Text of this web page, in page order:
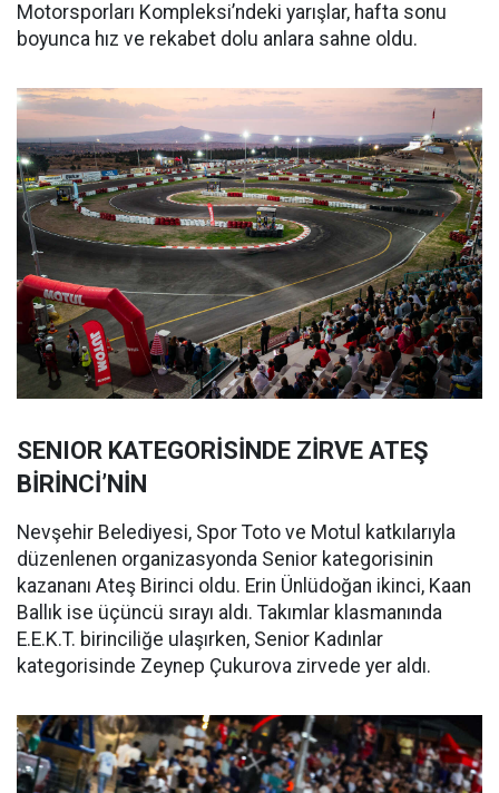
Motorsporları Kompleksi’ndeki yarışlar, hafta sonu
boyunca hız ve rekabet dolu anlara sahne oldu.
SENIOR KATEGORİSİNDE ZİRVE ATEŞ
BİRİNCİ’NİN
Nevşehir Belediyesi, Spor Toto ve Motul katkılarıyla
düzenlenen organizasyonda Senior kategorisinin
kazananı Ateş Birinci oldu. Erin Ünlüdoğan ikinci, Kaan
Ballık ise üçüncü sırayı aldı. Takımlar klasmanında
E.E.K.T. birinciliğe ulaşırken, Senior Kadınlar
kategorisinde Zeynep Çukurova zirvede yer aldı.